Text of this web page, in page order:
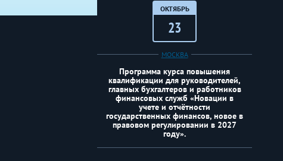
ОКТЯБРЬ
23
МОСКВА
Программа курса повышения
квалификации для руководителей,
главных бухгалтеров и работников
финансовых служб «Новации в
учете и отчётности
государственных финансов, новое в
правовом регулировании в 2027
году».